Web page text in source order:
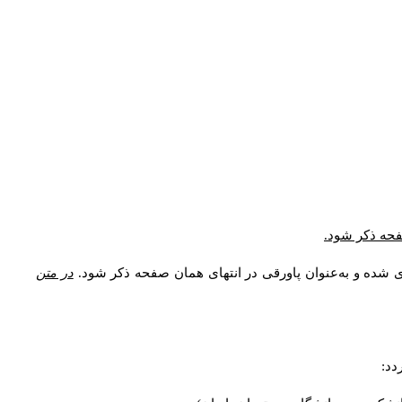
ذکر شود.
شده و به‌عنوان پاورقی در انتهای همان صفحه ذکر شود. در متن